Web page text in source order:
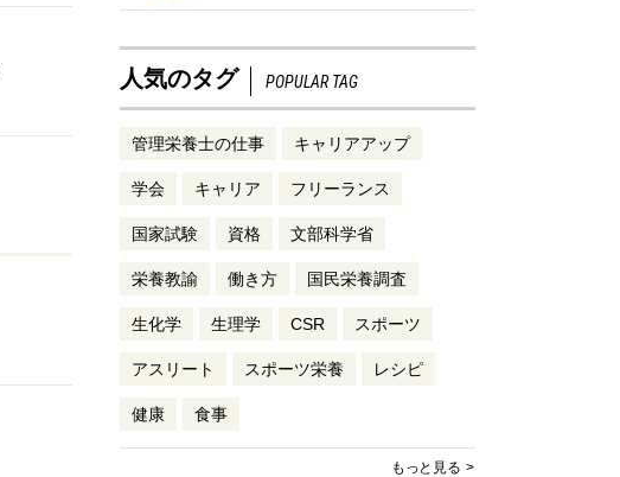
人気のタグ POPULAR TAG
管理栄養士の仕事 キャリアアップ
学会 キャリア フリーランス
国家試験 資格 文部科学省
栄養教諭 働き方 国民栄養調査
生化学 生理学 CSR スポーツ
アスリート スポーツ栄養 レシピ
健康 食事
もっと見る